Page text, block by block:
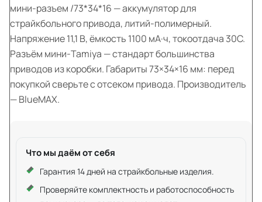
мини-разъем /73*34*16 — аккумулятор для
страйкбольного привода, литий-полимерный.
Напряжение 11,1 В, ёмкость 1100 мА·ч, токоотдача 30C.
Разъём мини-Tamiya — стандарт большинства
приводов из коробки. Габариты 73×34×16 мм: перед
покупкой сверьте с отсеком привода. Производитель
— BlueMAX.
Что мы даём от себя
Гарантия 14 дней на страйкбольные изделия.
Проверяйте комплектность и работоспособность